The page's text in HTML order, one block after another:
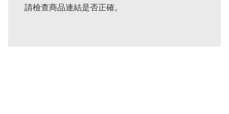
請檢查商品連結是否正確。